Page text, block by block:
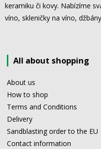
keramiku či kovy. Nabízíme
víno, skleničky na víno,
All about shopping
About us
How to shop
Terms and Conditions
Delivery
Sandblasting order to the EU
Contact information